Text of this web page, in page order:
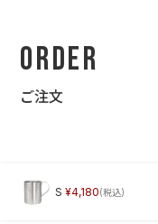
Order
ご注文
S 4,180